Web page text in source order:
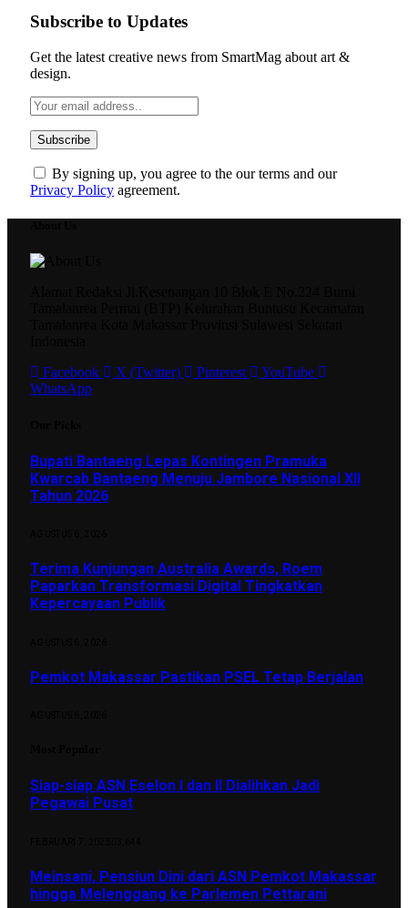
Subscribe to Updates
Get the latest creative news from SmartMag about art &
design.
By signing up, you agree to the our terms and our
Privacy Policy agreement.
Facebook
X (Twitter) Pinterest
YouTube
WhatsApp
Bupati Bantaeng Lepas Kontingen Pramuka
Kwarcab Bantaeng Menuju Jambore Nasional XII
Tahun 2026
Terima Kunjungan Australia Awards, Roem
Paparkan Transformasi Digital Tingkatkan
Kepercayaan Publik
Pemkot Makassar Pastikan PSEL Tetap Berjalan
Siap-siap ASN Eselon I dan II Dialihkan Jadi
Pegawai Pusat
Meinsani, Pensiun Dini dari ASN Pemkot Makassar
hingga Melenggang ke Parlemen Pettarani